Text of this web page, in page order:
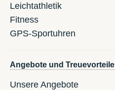
Leichtathletik
Fitness
GPS-Sportuhren
Angebote und Treuevorteile
Unsere Angebote